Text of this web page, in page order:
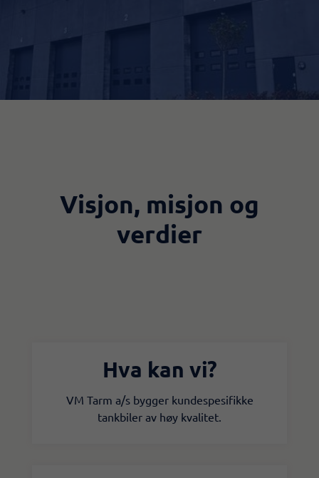
Visjon, misjon og
verdier
Hva kan vi?
VM Tarm a/s bygger kundespesifikke
tankbiler av høy kvalitet.